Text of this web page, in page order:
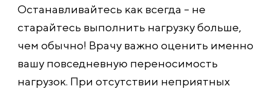
Останавливайтесь как всегда – не
старайтесь выполнить нагрузку больше,
чем обычно! Врачу важно оценить именно
вашу повседневную переносимость
нагрузок. При отсутствии неприятных